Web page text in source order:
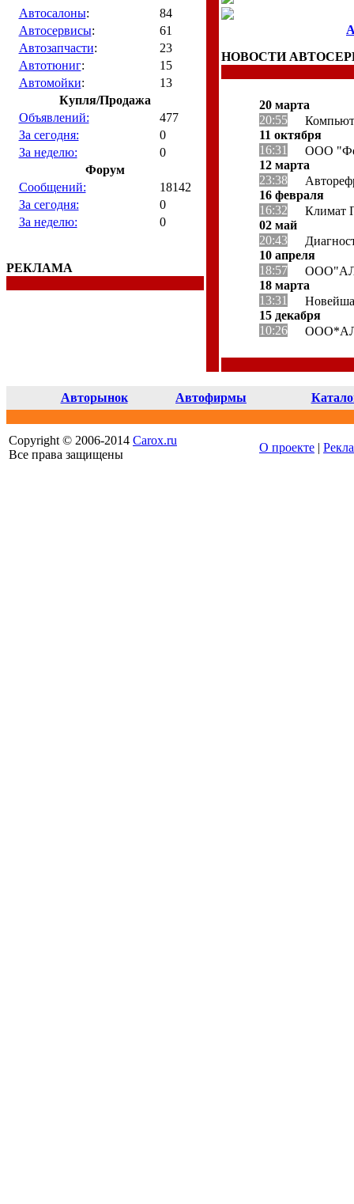
Автосалоны:
84
Автосервисы:
61
Автозапчасти:
23
Автотюниг:
15
Автомойки:
13
Купля/Продажа
Объявлений:
477
За сегодня:
0
За неделю:
0
Форум
Сообщений:
18142
За сегодня:
0
За неделю:
0
РЕКЛАМА
НОВОСТИ
20 марта
20:55
11 октября
16:31
ООО
12 марта
23:38
16 февраля
16:32
Климат
02 май
20:43
10 апреля
18:57
18 марта
13:31
15 декабря
10:26
Авторынок Автофирмы
Copyright © 2006-2014 Carox.ru
Все права защищены
О проекте |